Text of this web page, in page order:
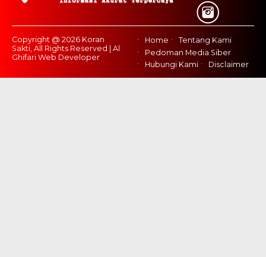
Copyright @ 2026 Koran
Sakti, All Rights Reserved | Al
Ghifari Web Developer
Home
Tentang Kami
Pedoman Media Siber
Hubungi Kami
Disclaimer